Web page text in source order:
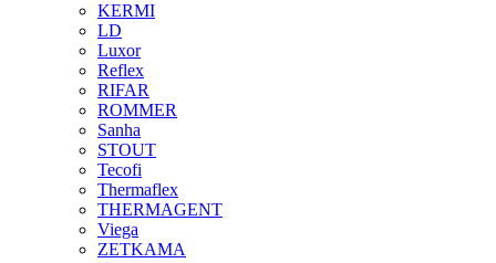
KERMI
LD
Luxor
Reflex
RIFAR
ROMMER
Sanha
STOUT
Tecofi
Thermaflex
THERMAGENT
Viega
ZETKAMA